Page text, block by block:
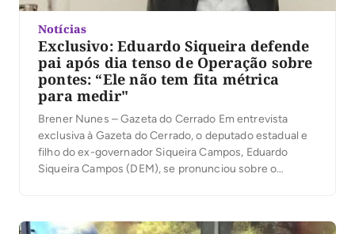
Notícias
Exclusivo: Eduardo Siqueira defende
pai após dia tenso de Operação sobre
pontes: “Ele não tem fita métrica
para medir"
Brener Nunes – Gazeta do Cerrado Em entrevista
exclusiva à Gazeta do Cerrado, o deputado estadual e
filho do ex-governador Siqueira Campos, Eduardo
Siqueira Campos (DEM), se pronunciou sobre o
Siqueira ao Senado, ( confirmada por ele […]